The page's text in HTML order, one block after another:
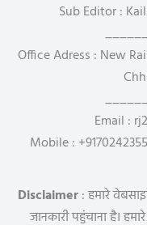
Sub Editor :
Office Adress : New
Email :
Mobile :
Disclaimer: हमारे
जानकारी पहुंचाना है।